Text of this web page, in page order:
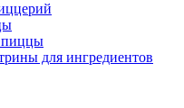
пиццы
для ингредиентов